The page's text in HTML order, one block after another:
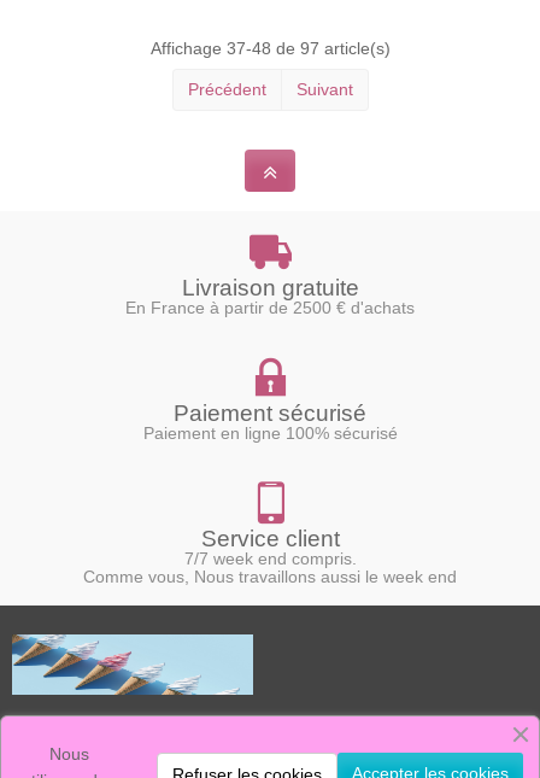
Affichage 37-48 de 97 article(s)
Précédent Suivant
Livraison gratuite
En France à partir de 2500 € d'achats
Paiement sécurisé
Paiement en ligne 100% sécurisé
Service client
7/7 week end compris.
Comme vous, Nous travaillons aussi le week end
Un stock de pièces détachées, ainsi qu'un service après vente efficace.
Nous
Accepter les cookies